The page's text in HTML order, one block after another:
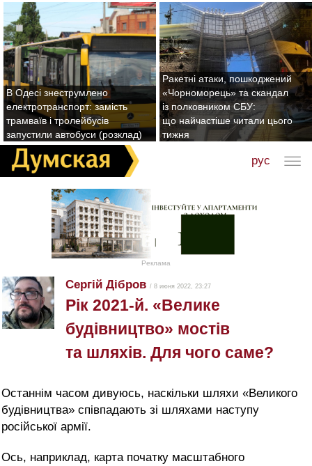
В Одесі знеструмлено
електротранспорт: замість
трамваїв і тролейбусів
запустили автобуси (розклад)
Ракетні атаки, пошкоджений
«Чорноморець» та скандал
із полковником СБУ:
що найчастіше читали цього
тижня
рус
Реклама
Сергій Дібров / 8 июня 2022, 23:27
Рік 2021-й. «Велике
будівництво» мостів
та шляхів. Для чого саме?
Останнім часом дивуюсь, наскільки шляхи «Великого
будівництва» співпадають зі шляхами наступу
російської армії.
Ось, наприклад, карта початку масштабного